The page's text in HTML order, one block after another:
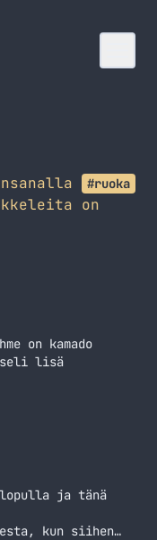
#ruoka
on
on kamado
lisä
lopulla ja tänä
kun siihen